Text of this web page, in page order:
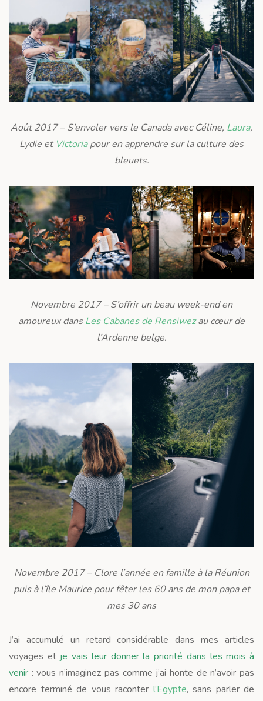
Août 2017 – S’envoler vers le Canada avec Céline, Laura,
Lydie et Victoriapour en apprendre sur la culture des
bleuets.
Novembre 2017 – S’offrir un beau week-end en
amoureux dansLes Cabanes de Rensiwezau cœur de
l’Ardenne belge.
Novembre 2017 – Clore l’année en famille à la Réunion
puis à l’île Maurice pour fêter les 60 ans de mon papa et
mes 30 ans
J’ai accumulé un retard considérable dans mes articles
voyages et je vais leur donner la priorité dans les mois à
venir : vous n’imaginez pas comme j’ai honte de n’avoir pas
encore terminé de vous raconter l’Egypte, sans parler de